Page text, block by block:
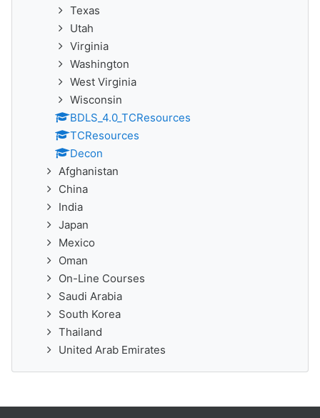
Texas
Utah
Virginia
Washington
West Virginia
Wisconsin
BDLS_4.0_TCResources
TCResources
Decon
Afghanistan
China
India
Japan
Mexico
Oman
On-Line Courses
Saudi Arabia
South Korea
Thailand
United Arab Emirates